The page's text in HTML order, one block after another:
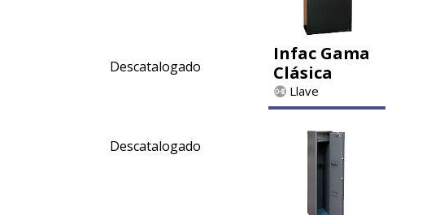
Descatalogado
Descatalogado
Infac Gama
Clásica
Llave